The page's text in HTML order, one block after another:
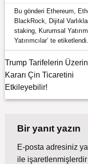
Bu gönderi Ethereum,
BlackRock, Dijital
staking, Kurumsal
Yatırımcılar’ te etiketlendi.
Trump Tarifelerin
Kararı Çin Ticaretini
Etkileyebilir!
Bir yanıt yazın
E-posta adresiniz
ile işaretlenmişlerdir